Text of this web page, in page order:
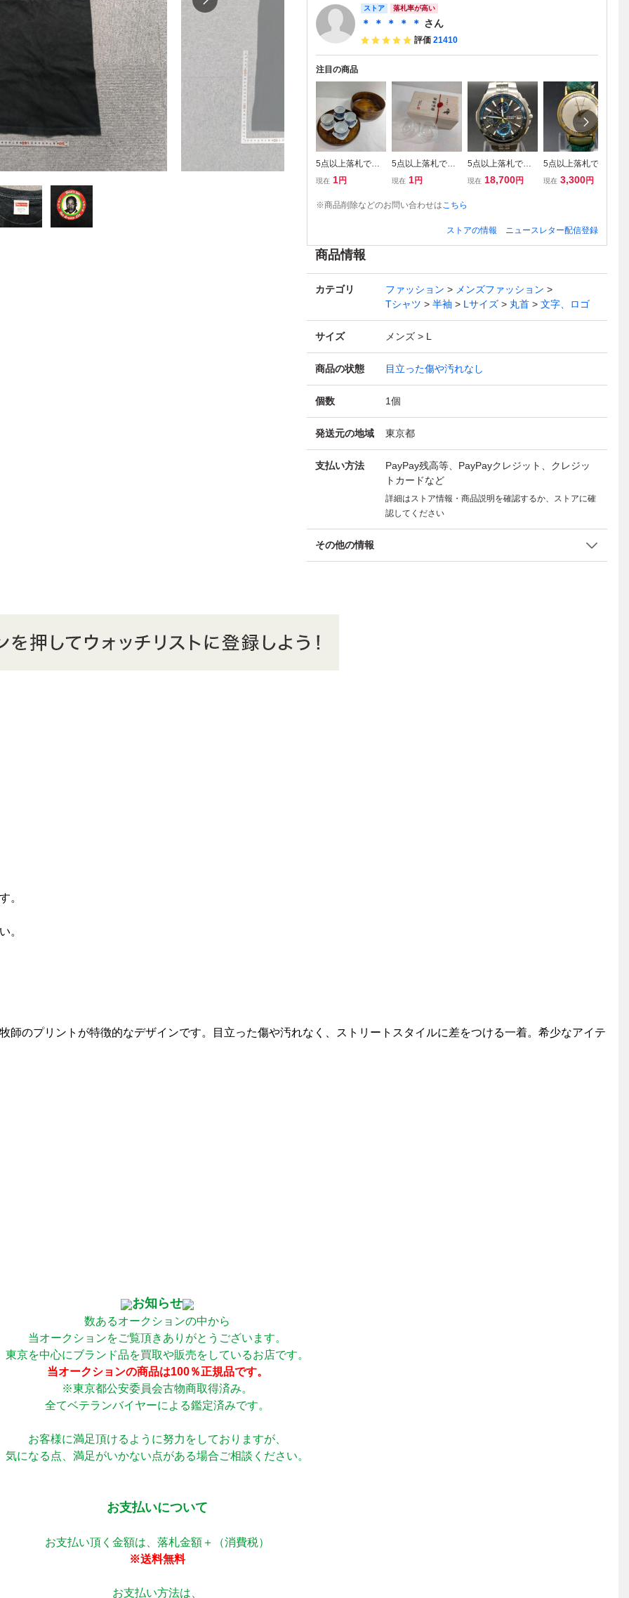
ストア 落札率が高い
＊ ＊ ＊ ＊ ＊ さん
評価 21410
注目の商品
5点以上落札で送
料無料！ 木製 茶
ット 湯呑み4客 茶
現在 1円
5点以上落札で送
料無料！ 松徳硝子
ワイングラス 葡萄
現在 1円
5点以上落札で送
料無料！ カシオ C
美品 2349093
現在 18,700円
5点以上落札で送
料無料！ takano c
9077
現在 3,300円
※商品削除などのお問い合わせはこちら
ストアの情報 ニュースレター配信登録
商品情報
カテゴリ ファッション
メンズファッション
Tシャツ
半袖 Lサイズ 丸首 文字、ロゴ
サイズ メンズ L
商品の状態 目立った傷や汚れなし
個数 1個
発送元の地域 東京都
支払い方法
PayPay残高等、PayPayクレジット、クレジッ
トカードなど
詳細はストア情報・商品説明を確認するか、ストアに確
認してください
その他の情報